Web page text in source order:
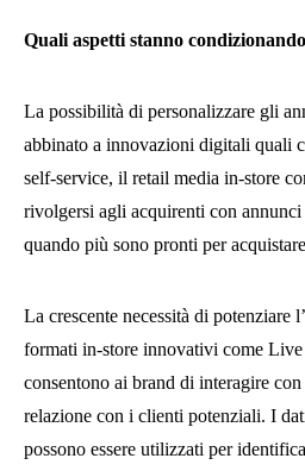
Quali aspetti stanno
La possibilità di personalizzare gli
abbinato a innovazioni digitali quali
self-service, il retail media in-store
rivolgersi agli acquirenti con annunci
quando più sono pronti per
La crescente necessità di potenziare
formati in-store innovativi come
consentono ai brand di interagire
relazione con i clienti potenziali. I
possono essere utilizzati per